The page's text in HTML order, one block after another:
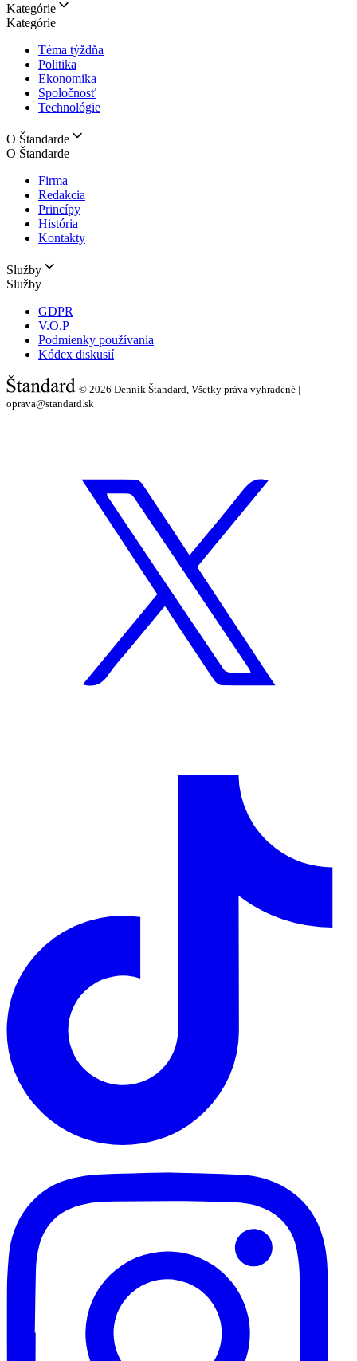
Kategórie
Kategórie
Téma týždňa
Politika
Ekonomika
Spoločnosť
Technológie
O Štandarde
O Štandarde
Firma
Redakcia
Princípy
História
Kontakty
Služby
Služby
GDPR
V.O.P
Podmienky používania
Kódex diskusií
© 2026 Denník Štandard, Všetky práva vyhradené |
oprava@standard.sk